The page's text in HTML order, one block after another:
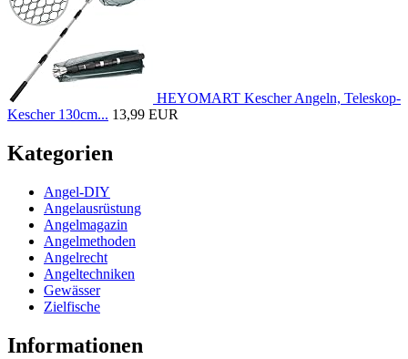
HEYOMART Kescher Angeln, Teleskop-
Kescher 130cm... 13,99 EUR
Kategorien
Angel-DIY
Angelausrüstung
Angelmagazin
Angelmethoden
Angelrecht
Angeltechniken
Gewässer
Zielfische
Informationen